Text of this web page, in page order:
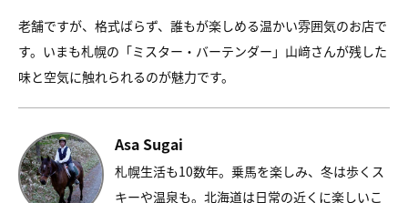
う人も快適に過ごせます。
クテルは850円（消費税別途）からで、チャージは1,000
円、サービス料は10％です。